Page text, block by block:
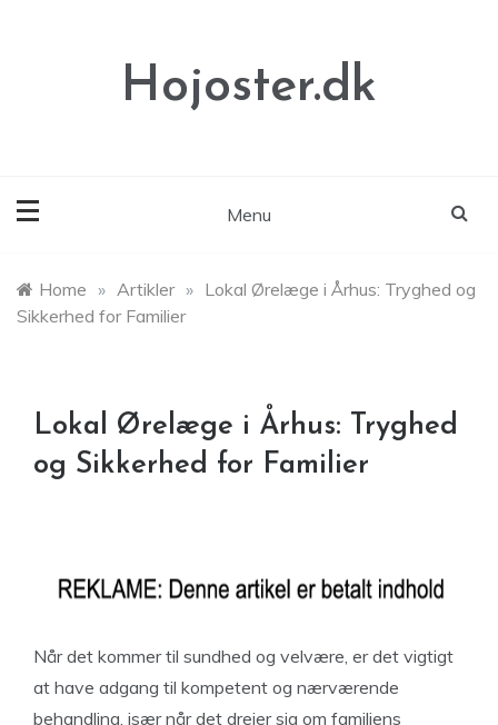
Hojoster.dk
Menu
Home » Artikler » Lokal Ørelæge i Århus: Tryghed og
Sikkerhed for Familier
Lokal Ørelæge i Århus: Tryghed
og Sikkerhed for Familier
Når det kommer til sundhed og velvære, er det vigtigt
at have adgang til kompetent og nærværende
behandling, især når det drejer sig om familiens